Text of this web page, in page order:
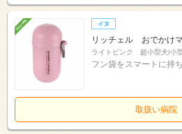
リッチェル おでかけ
ライトピンク 超小型犬/小
フン袋をスマートに持
取扱い病院